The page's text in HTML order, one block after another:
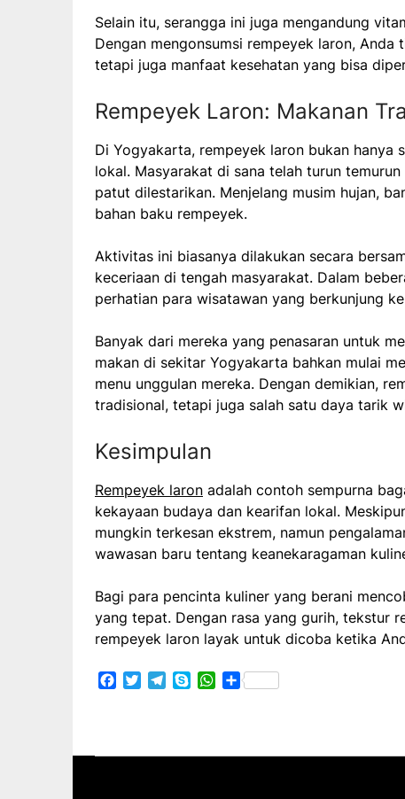
Selain itu, serangga ini juga mengandung
Dengan mengonsumsi rempeyek laron,
tetapi juga manfaat kesehatan yang bisa
Rempeyek Laron: Makanan
Di Yogyakarta, rempeyek laron bukan hanya
lokal. Masyarakat di sana telah turun
patut dilestarikan. Menjelang musim hujan,
bahan baku rempeyek.
Aktivitas ini biasanya dilakukan secara
keceriaan di tengah masyarakat. Dalam
perhatian para wisatawan yang berkunjung
Banyak dari mereka yang penasaran untuk
makan di sekitar Yogyakarta bahkan mulai
menu unggulan mereka. Dengan demikian,
tradisional, tetapi juga salah satu daya tarik
Kesimpulan
Rempeyek laron adalah contoh sempurna
kekayaan budaya dan kearifan lokal.
mungkin terkesan ekstrem, namun
wawasan baru tentang keanekaragaman
Bagi para pencinta kuliner yang berani
yang tepat. Dengan rasa yang gurih, tekstur
rempeyek laron layak untuk dicoba ketika
Facebook
TwitterTelegram
SkypeWhatsApp
Share